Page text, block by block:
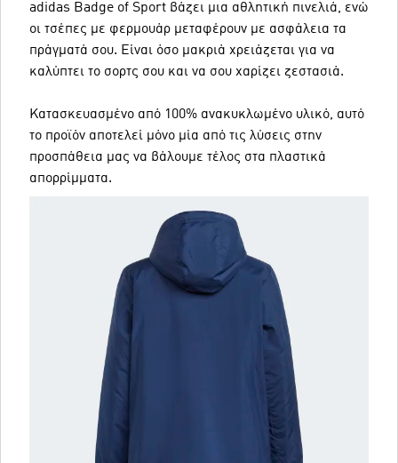
adidas Badge of Sport βάζει μια αθλητική πινελιά, ενώ
οι τσέπες με φερμουάρ μεταφέρουν με ασφάλεια τα
πράγματά σου. Είναι όσο μακριά χρειάζεται για να
καλύπτει το σορτς σου και να σου χαρίζει ζεστασιά.
Κατασκευασμένο από 100% ανακυκλωμένο υλικό, αυτό
το προϊόν αποτελεί μόνο μία από τις λύσεις στην
προσπάθεια μας να βάλουμε τέλος στα πλαστικά
απορρίμματα.